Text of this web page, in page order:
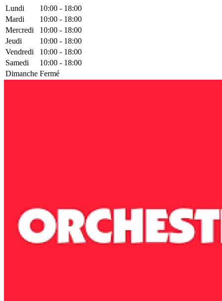
Lundi
10:00 - 18:00
Mardi
10:00 - 18:00
Mercredi
10:00 - 18:00
Jeudi
10:00 - 18:00
Vendredi
10:00 - 18:00
Samedi
10:00 - 18:00
Dimanche Fermé